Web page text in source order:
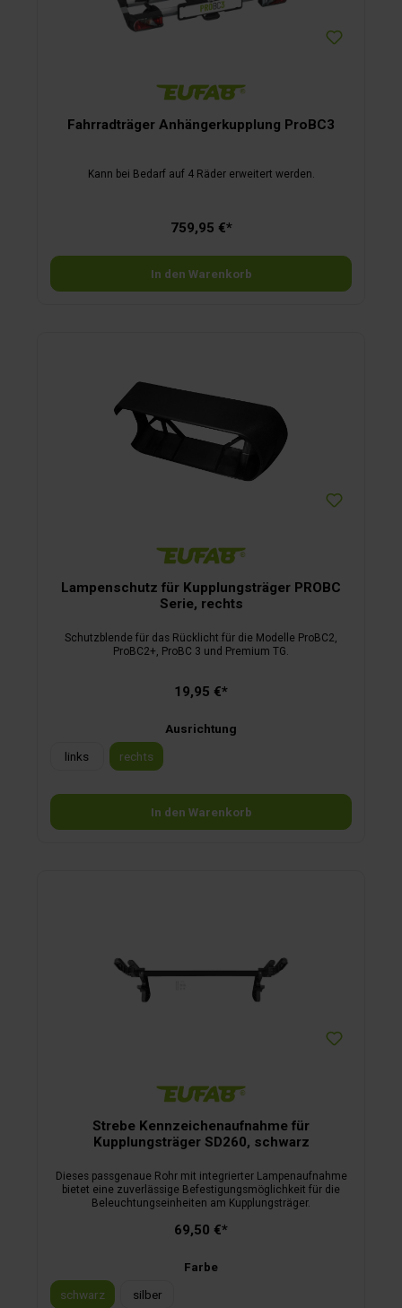
Fahrradträger Anhängerkupplung ProBC3
Kann bei Bedarf auf 4 Räder erweitert werden.
759,95 €*
In den Warenkorb
Lampenschutz für Kupplungsträger PROBC
Serie, rechts
Schutzblende für das Rücklicht für die Modelle ProBC2,
ProBC2+, ProBC 3 und Premium TG.
19,95 €*
Ausrichtung
links
rechts
In den Warenkorb
Strebe Kennzeichenaufnahme für
Kupplungsträger SD260, schwarz
Dieses passgenaue Rohr mit integrierter Lampenaufnahme
bietet eine zuverlässige Befestigungsmöglichkeit für die
Beleuchtungseinheiten am Kupplungsträger.
69,50 €*
Farbe
schwarz
silber